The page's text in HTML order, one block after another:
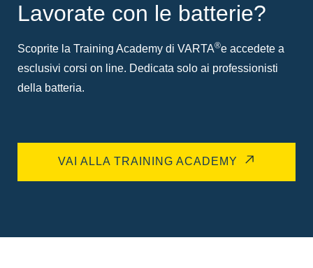
Lavorate con le batterie?
Scoprite la Training Academy di VARTA®e accedete a
esclusivi corsi on line. Dedicata solo ai professionisti
della batteria.
VAI ALLA TRAINING ACADEMY